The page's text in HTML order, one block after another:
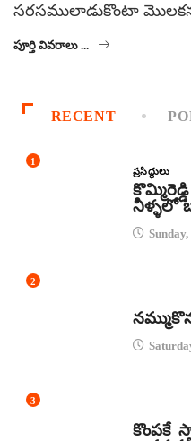
సరసములాడుకొంటా
పూర్తి వివరాలు ...
RECENT
1
ప్రసిద్ధులు
నీళ్ళలో
2
3
కొంపకే